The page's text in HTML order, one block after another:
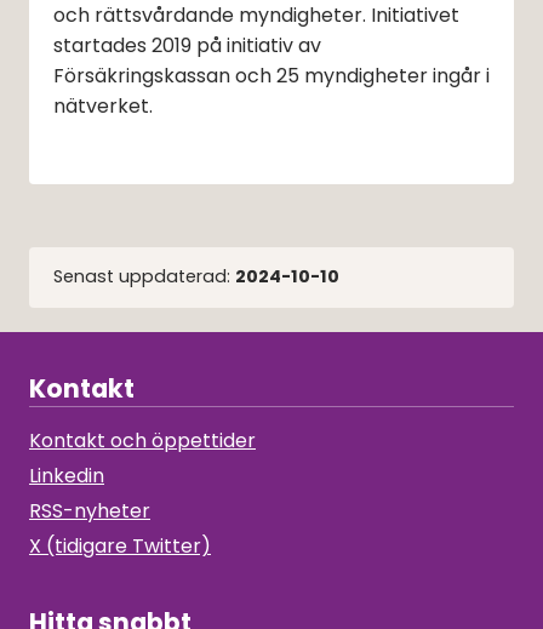
och rättsvårdande myndigheter. Initiativet
startades 2019 på initiativ av
Försäkringskassan och 25 myndigheter ingår i
nätverket.
Senast uppdaterad: 2024-10-10
Kontakt
Kontakt och öppettider
Linkedin
RSS-nyheter
X (tidigare Twitter)